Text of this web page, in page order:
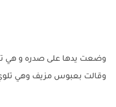
وضعت يدها على صدره و هي
وقالت بعبوس مزيف وهي